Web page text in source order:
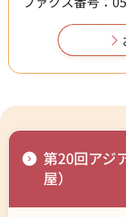
第20回アジ
屋）